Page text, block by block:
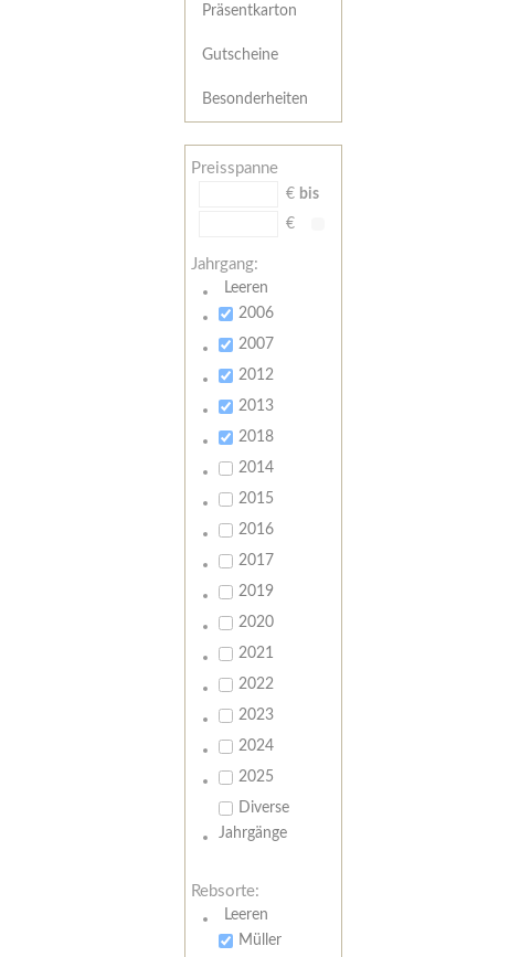
Präsentkarton
Gutscheine
Besonderheiten
Preisspanne
€ bis
€
Jahrgang:
Leeren
2006
2007
2012
2013
2018
2014
2015
2016
2017
2019
2020
2021
2022
2023
2024
2025
Diverse
Jahrgänge
Rebsorte:
Leeren
Müller